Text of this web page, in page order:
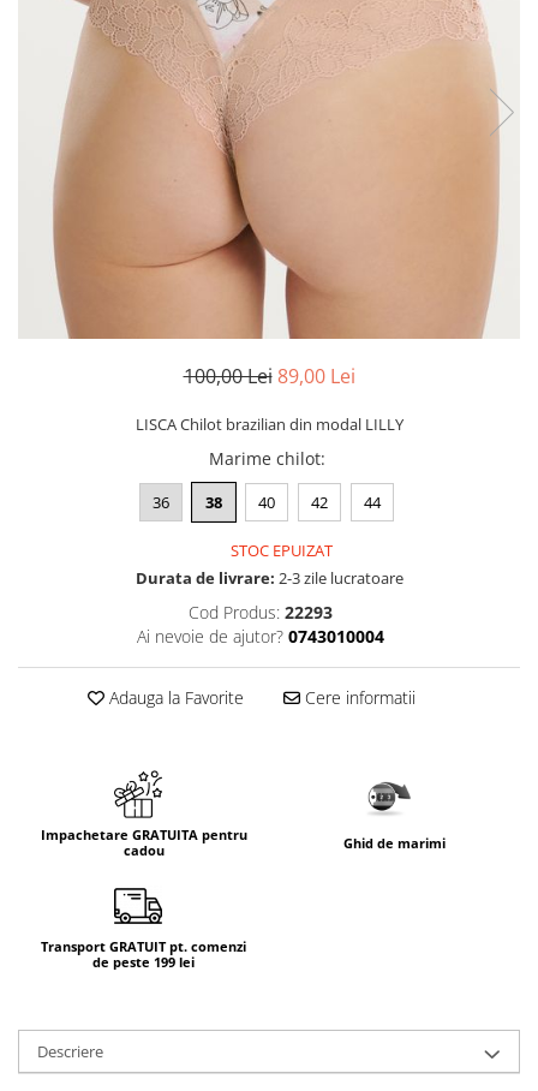
100,00 Lei 89,00 Lei
LISCA Chilot brazilian din modal LILLY
Marime chilot:
36 38 40 42 44
STOC EPUIZAT
Durata de livrare: 2-3 zile lucratoare
Cod Produs: 22293
Ai nevoie de ajutor? 0743010004
Adauga la Favorite Cere informatii
Impachetare GRATUITA pentru
cadou
Ghid de marimi
Transport GRATUIT pt. comenzi
de peste 199 lei
Descriere